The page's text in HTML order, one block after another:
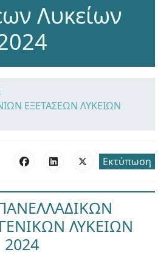
Λυκείων
ΕΞΕΤΑΣΕΩΝ ΛΥΚΕΙΩΝ
Εκτύπωση
ΛΥΚΕΙΩΝ
2024